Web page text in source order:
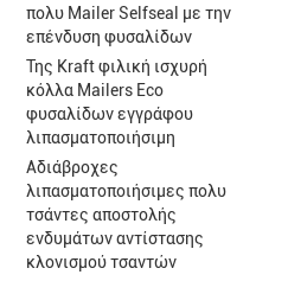
πολυ Mailer Selfseal με την
επένδυση φυσαλίδων
Της Kraft φιλική ισχυρή
κόλλα Mailers Eco
φυσαλίδων εγγράφου
λιπασματοποιήσιμη
Αδιάβροχες
λιπασματοποιήσιμες πολυ
τσάντες αποστολής
ενδυμάτων αντίστασης
κλονισμού τσαντών